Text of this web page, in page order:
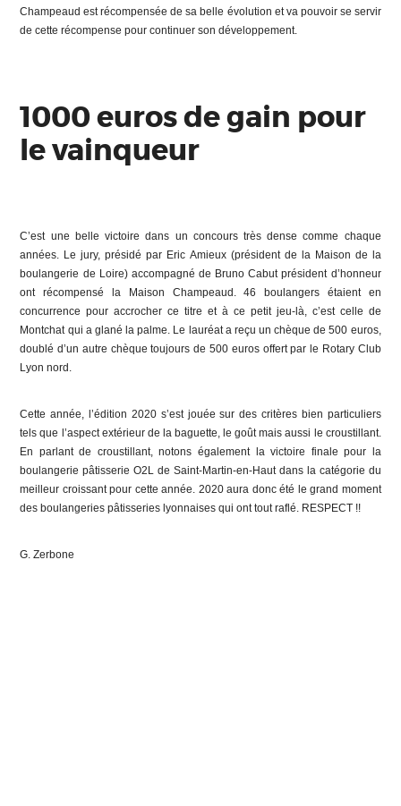
Champeaud est récompensée de sa belle évolution et va pouvoir se servir
de cette récompense pour continuer son développement.
1000 euros de gain pour
le vainqueur
C’est une belle victoire dans un concours très dense comme chaque
années. Le jury, présidé par Eric Amieux (président de la Maison de la
boulangerie de Loire) accompagné de Bruno Cabut président d’honneur
ont récompensé la Maison Champeaud. 46 boulangers étaient en
concurrence pour accrocher ce titre et à ce petit jeu-là, c’est celle de
Montchat qui a glané la palme. Le lauréat a reçu un chèque de 500 euros,
doublé d’un autre chèque toujours de 500 euros offert par le Rotary Club
Lyon nord.
Cette année, l’édition 2020 s’est jouée sur des critères bien particuliers
tels que l’aspect extérieur de la baguette, le goût mais aussi le croustillant.
En parlant de croustillant, notons également la victoire finale pour la
boulangerie pâtisserie O2L de Saint-Martin-en-Haut dans la catégorie du
meilleur croissant pour cette année. 2020 aura donc été le grand moment
des boulangeries pâtisseries lyonnaises qui ont tout raflé. RESPECT !!
G. Zerbone